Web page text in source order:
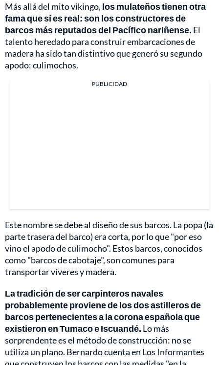
Más allá del mito vikingo, los mulateños tienen otra
fama que sí es real: son los constructores de
barcos más reputados del Pacífico nariñense. El
talento heredado para construir embarcaciones de
madera ha sido tan distintivo que generó su segundo
apodo: culimochos.
PUBLICIDAD
Este nombre se debe al diseño de sus barcos. La popa (la
parte trasera del barco) era corta, por lo que "por eso
vino el apodo de culimocho". Estos barcos, conocidos
como "barcos de cabotaje", son comunes para
transportar víveres y madera.
La tradición de ser carpinteros navales
probablemente proviene de los dos astilleros de
barcos pertenecientes a la corona española que
existieron en Tumaco e Iscuandé. Lo más
sorprendente es el método de construcción: no se
utiliza un plano. Bernardo cuenta en Los Informantes